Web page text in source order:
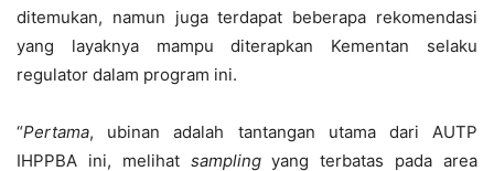
ditemukan, namun juga terdapat beberapa rekomendasi
yang layaknya mampu diterapkan Kementan selaku
regulator dalam program ini.
“Pertama, ubinan adalah tantangan utama dari AUTP
IHPPBA ini, melihat samplingyang terbatas pada area